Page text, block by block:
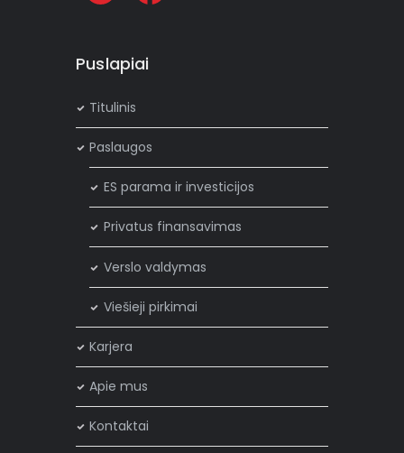
Puslapiai
Titulinis
Paslaugos
ES parama ir investicijos
Privatus finansavimas
Verslo valdymas
Viešieji pirkimai
Karjera
Apie mus
Kontaktai
Privatumo politika
Mes naudojame slapukus, kad užtikrintume, kad jūs